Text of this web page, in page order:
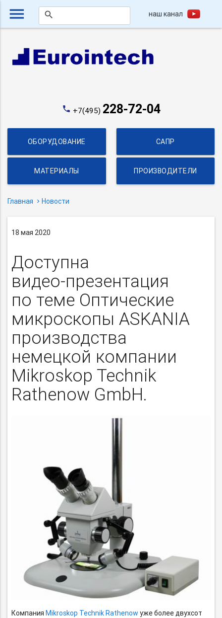
menu search наш канал
phone +7(495) 228-72-04
ОБОРУДОВАНИЕ САПР
МАТЕРИАЛЫ ПРОИЗВОДИТЕЛИ
Главная Новости
18 мая 2020
Доступна
видео-презентация
по теме Оптические
микроскопы ASKANIA
производства
немецкой компании
Mikroskop Technik
Rathenow GmbH.
КомпанияMikroskop Technik Rathenow уже более двухсот